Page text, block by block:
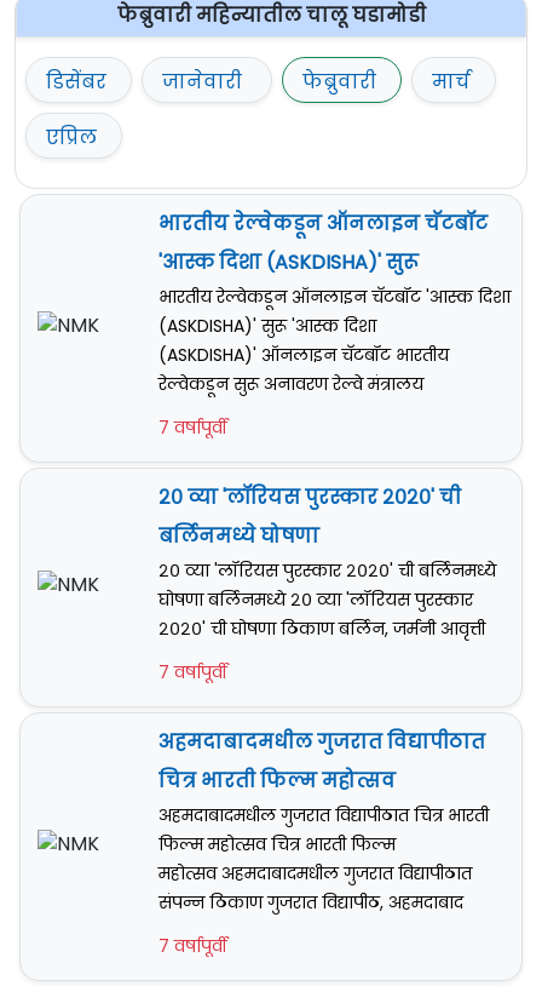
फेब्रुवारी महिन्यातील चालू घडामोडी
डिसेंबर जानेवारी फेब्रुवारी
मार्च
एप्रिल
भारतीय रेल्वेकडून ऑनलाइन चॅटबॉट
'आस्क दिशा (ASKDISHA)' सुरू
भारतीय रेल्वेकडून ऑनलाइन चॅटबॉट 'आस्क दिशा
(ASKDISHA)' सुरू 'आस्क दिशा
(ASKDISHA)' ऑनलाइन चॅटबॉट भारतीय
रेल्वेकडून सुरू अनावरण रेल्वे मंत्रालय
7 वर्षापूर्वी
२० व्या 'लॉरियस पुरस्कार २०२०' ची
बर्लिनमध्ये घोषणा
२० व्या 'लॉरियस पुरस्कार २०२०' ची बर्लिनमध्ये
घोषणा बर्लिनमध्ये २० व्या 'लॉरियस पुरस्कार
२०२०' ची घोषणा ठिकाण बर्लिन, जर्मनी आवृत्ती
7 वर्षापूर्वी
अहमदाबादमधील गुजरात विद्यापीठात
चित्र भारती फिल्म महोत्सव
अहमदाबादमधील गुजरात विद्यापीठात चित्र भारती
फिल्म महोत्सव चित्र भारती फिल्म
महोत्सव अहमदाबादमधील गुजरात विद्यापीठात
संपन्न ठिकाण गुजरात विद्यापीठ, अहमदाबाद
7 वर्षापूर्वी